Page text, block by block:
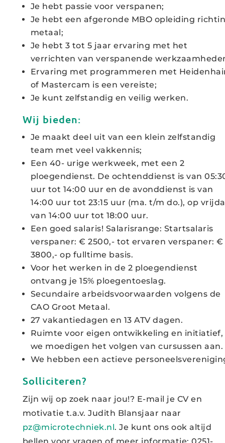
Je hebt passie voor verspanen;
Je hebt een afgeronde MBO opleiding
metaal;
Je hebt 3 tot 5 jaar ervaring met het
verrichten van verspanende
Ervaring met programmeren met
of Mastercam is een vereiste;
Je kunt zelfstandig en veilig werken.
Wij bieden:
Je maakt deel uit van een klein zelfstandig
team met veel vakkennis;
Een 40- urige werkweek, met een 2
ploegendienst. De ochtenddienst is van
uur tot 14:00 uur en de avonddienst is van
14:00 uur tot 23:15 uur (ma. t/m do.), op
van 14:00 uur tot 18:00 uur.
Een goed salaris! Salarisrange: Startsalaris
verspaner: € 2500,- tot ervaren verspaner: €
3800,- op fulltime basis.
Voor het werken in de 2 ploegendienst
ontvang je 15% ploegentoeslag.
Secundaire arbeidsvoorwaarden volgens de
CAO Groot Metaal.
27 vakantiedagen en 13 ATV dagen.
Ruimte voor eigen ontwikkeling en initiatief,
we moedigen het volgen van cursussen aan.
We hebben een actieve
Solliciteren?
Zijn wij op zoek naar jou!? E-mail je CV en
motivatie t.a.v. Judith Blansjaar naar
pz@microtechniek.nl. Je kunt ons ook altijd